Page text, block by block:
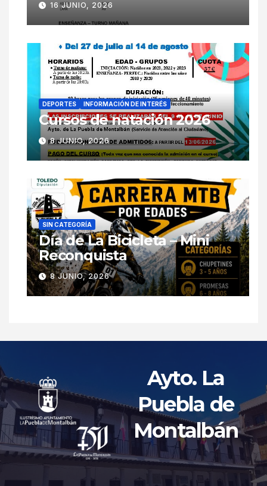
16 JUNIO, 2026
DEPORTES INFORMACIÓN DE INTERÉS
Cursos de natación 2026
8 JUNIO, 2026
SIN CATEGORÍA
Día de La Bicicleta – Mini
Reconquista
8 JUNIO, 2026
Ayto. La
Puebla de
Montalbán